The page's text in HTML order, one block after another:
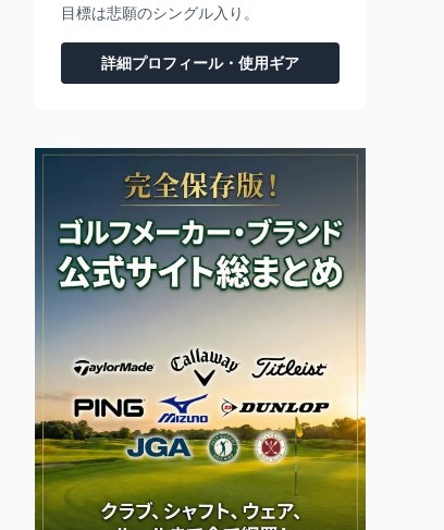
目標は悲願のシングル入り。
詳細プロフィール・使用ギア